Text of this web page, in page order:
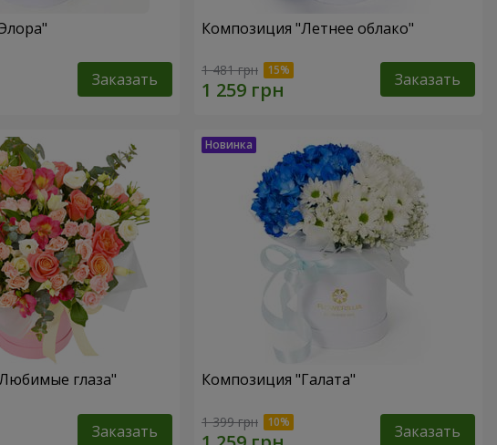
Заказать
Композиция "Летнее облако"
1 481 грн Заказать
глаза"
Заказать
Композиция "Галата"
1 399 грн Заказать